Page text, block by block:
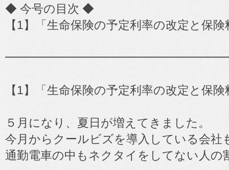
◆ 今号の目次 ◆
【1】「生命保険の予定利率の改定と
【1】「生命保険の予定利率の改定と
５月になり、夏日が増えてきました。
今月からクールビズを導入している会社
通勤電車の中もネクタイをしてない人の